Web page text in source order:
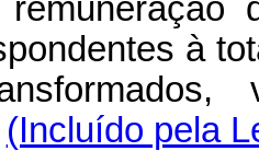
à
(Incluído pela